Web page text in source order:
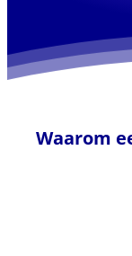
Waarom